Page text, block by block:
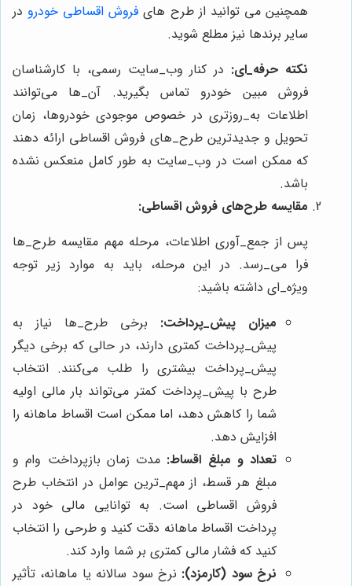
همچنین می توانید از طرح های فروش اقساطی خودرو در
سایر برندها نیز مطلع شوید.
نکته حرفه_ای: در کنار وب‌_سایت رسمی، با کارشناسان
فروش مبین خودرو تماس بگیرید. آن‌_ها می‌توانند
اطلاعات به_‌روزتری در خصوص موجودی خودروها، زمان
تحویل و جدیدترین طرح‌_های فروش اقساطی ارائه دهند
که ممکن است در وب‌_سایت به طور کامل منعکس نشده
باشد.
مقایسه طرح‌های فروش اقساطی:
پس از جمع‌_آوری اطلاعات، مرحله مهم مقایسه طرح‌_ها
فرا می‌_رسد. در این مرحله، باید به موارد زیر توجه
ویژه_‌ای داشته باشید:
میزان پیش‌_پرداخت: برخی طرح‌_ها نیاز به
پیش‌_پرداخت کمتری دارند، در حالی که برخی دیگر
پیش‌_پرداخت بیشتری را طلب می‌کنند. انتخاب
طرح با پیش‌_پرداخت کمتر می‌تواند بار مالی اولیه
شما را کاهش دهد، اما ممکن است اقساط ماهانه را
افزایش دهد.
تعداد و مبلغ اقساط: مدت زمان بازپرداخت وام و
مبلغ هر قسط، از مهم‌_ترین عوامل در انتخاب طرح
فروش اقساطی است. به توانایی مالی خود در
پرداخت اقساط ماهانه دقت کنید و طرحی را انتخاب
کنید که فشار مالی کمتری بر شما وارد کند.
نرخ سود (کارمزد): نرخ سود سالانه یا ماهانه، تأثیر